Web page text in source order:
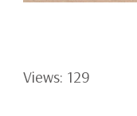
Views: 129